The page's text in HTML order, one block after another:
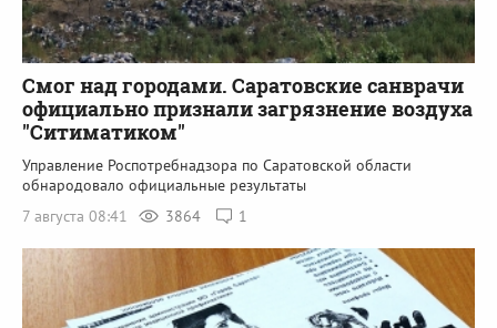
Смог над городами. Саратовские санврачи
официально признали загрязнение воздуха
"Ситиматиком"
Управление Роспотребнадзора по Саратовской области
обнародовало официальные результаты
7 августа 08:41
3864 1